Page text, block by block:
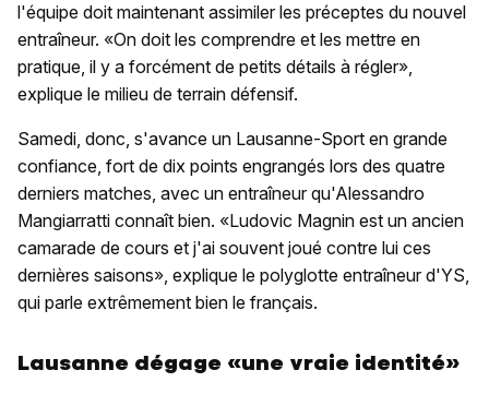
l'équipe doit maintenant assimiler les préceptes du nouvel
entraîneur. «On doit les comprendre et les mettre en
pratique, il y a forcément de petits détails à régler»,
explique le milieu de terrain défensif.
Samedi, donc, s'avance un Lausanne-Sport en grande
confiance, fort de dix points engrangés lors des quatre
derniers matches, avec un entraîneur qu'Alessandro
Mangiarratti connaît bien. «Ludovic Magnin est un ancien
camarade de cours et j'ai souvent joué contre lui ces
dernières saisons», explique le polyglotte entraîneur d'YS,
qui parle extrêmement bien le français.
Lausanne dégage «une vraie identité»